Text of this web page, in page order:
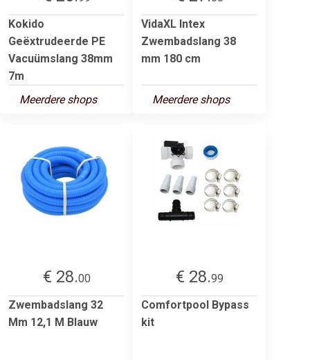
Kokido
Geëxtrudeerde PE
Vacuümslang 38mm
7m
Meerdere shops
VidaXL Intex
Zwembadslang 38
mm 180 cm
Meerdere shops
€ 28.00
Zwembadslang 32
Mm 12,1 M Blauw
€ 28.99
Comfortpool Bypass
kit